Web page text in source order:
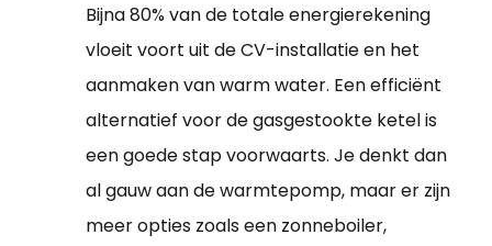
Bijna 80% van de totale energierekening
vloeit voort uit de CV-installatie en het
aanmaken van warm water. Een efficiënt
alternatief voor de gasgestookte ketel is
een goede stap voorwaarts. Je denkt dan
al gauw aan de warmtepomp, maar er zijn
meer opties zoals een zonneboiler,